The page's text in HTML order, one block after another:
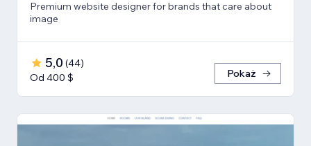
Premium website designer for brands that care about
image
5,0 (44)
Od 400 $
Pokaż